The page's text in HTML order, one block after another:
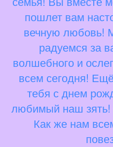
пошлет вам
вечную любовь!
радуемся за
волшебного и
всем сегодня!
тебя с днем
любимый наш зять!
Как же нам